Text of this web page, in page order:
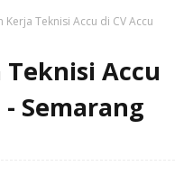
Kerja Teknisi Accu di CV Accu
Accu
- Semarang